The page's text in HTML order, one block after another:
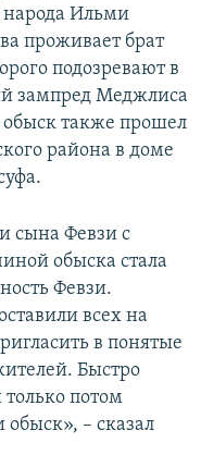
Ильми
проживает брат
подозревают в
зампред Меджлиса
также прошел
района в доме
сына Февзи с
обыска стала
Февзи.
всех на
в понятые
Быстро
потом
– сказал